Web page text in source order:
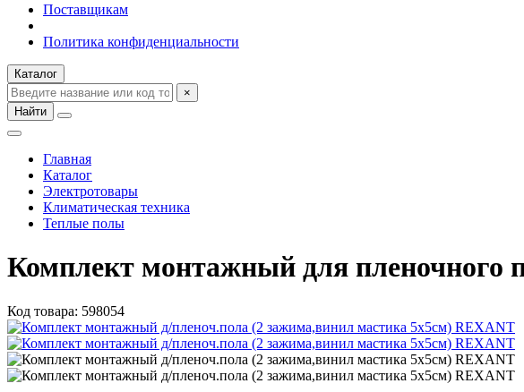
Поставщикам
Политика конфиденциальности
Каталог
×
Найти
Главная
Каталог
Электротовары
Климатическая техника
Теплые полы
Комплект монтажный для пленочного
Код товара: 598054